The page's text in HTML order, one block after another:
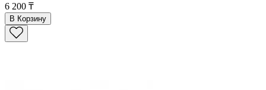
6 200 ₸
В Корзину